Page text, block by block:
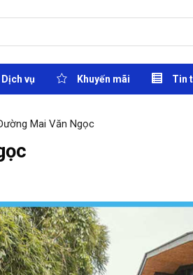
Dịch vụ Khuyến mãi Tin
Mai Văn Ngọc